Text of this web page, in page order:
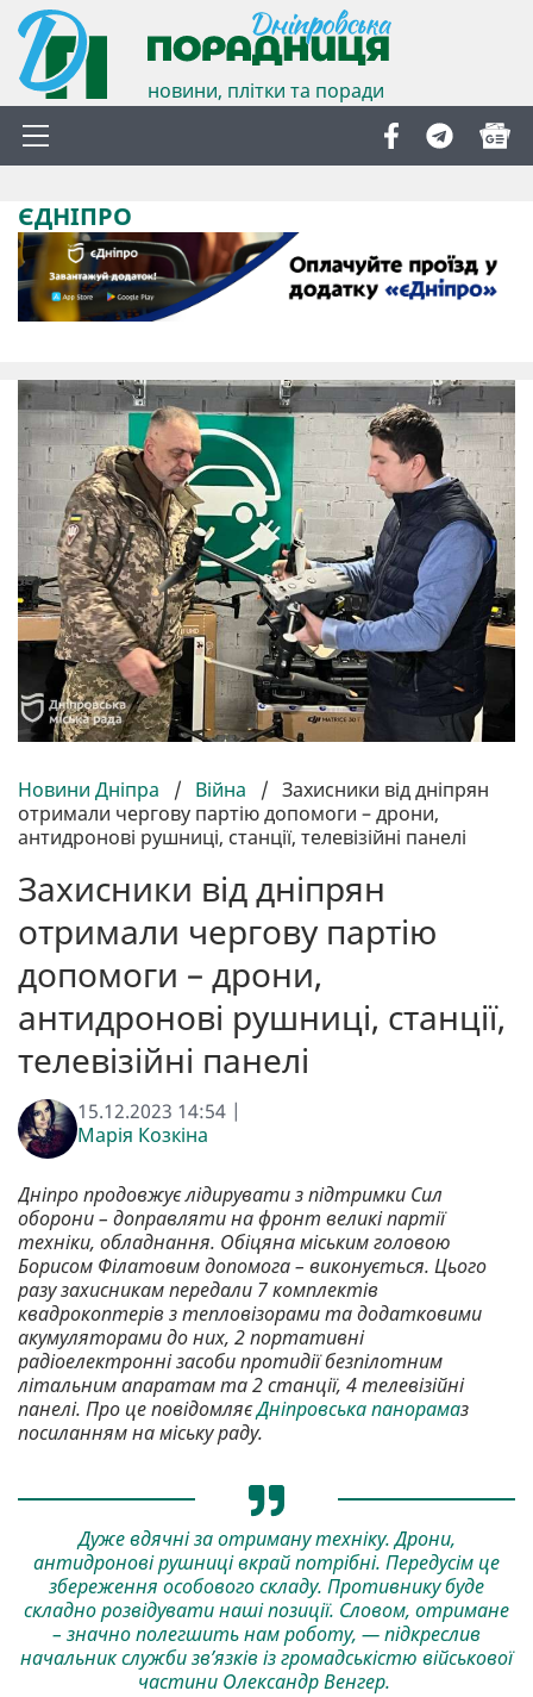
новини, плітки та поради
ЄДНІПРО
Новини Дніпра / Війна / Захисники від дніпрян
отримали чергову партію допомоги – дрони,
антидронові рушниці, станції, телевізійні панелі
Захисники від дніпрян
отримали чергову партію
допомоги – дрони,
антидронові рушниці, станції,
телевізійні панелі
15.12.2023 14:54 |
Марія Козкіна
Дніпро продовжує лідирувати з підтримки Сил
оборони – доправляти на фронт великі партії
техніки, обладнання. Обіцяна міським головою
Борисом Філатовим допомога – виконується. Цього
разу захисникам передали 7 комплектів
квадрокоптерів з тепловізорами та додатковими
акумуляторами до них, 2 портативні
радіоелектронні засоби протидії безпілотним
літальним апаратам та 2 станції, 4 телевізійні
панелі. Про це повідомляєДніпровська панорамаз
посиланням на міську раду.
Дуже вдячні за отриману техніку. Дрони,
антидронові рушниці вкрай потрібні. Передусім це
збереження особового складу. Противнику буде
складно розвідувати наші позиції. Словом, отримане
– значно полегшить нам роботу, — підкреслив
начальник служби зв’язків із громадськістю військової
частини Олександр Венгер.